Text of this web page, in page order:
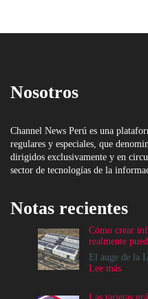
Nosotros
Channel News Perú es una
regulares y especiales, que
dirigidos exclusivamente y en
sector de tecnologías de la
Notas recientes
Cómo crear
realmente
El auge de la
Lee más: